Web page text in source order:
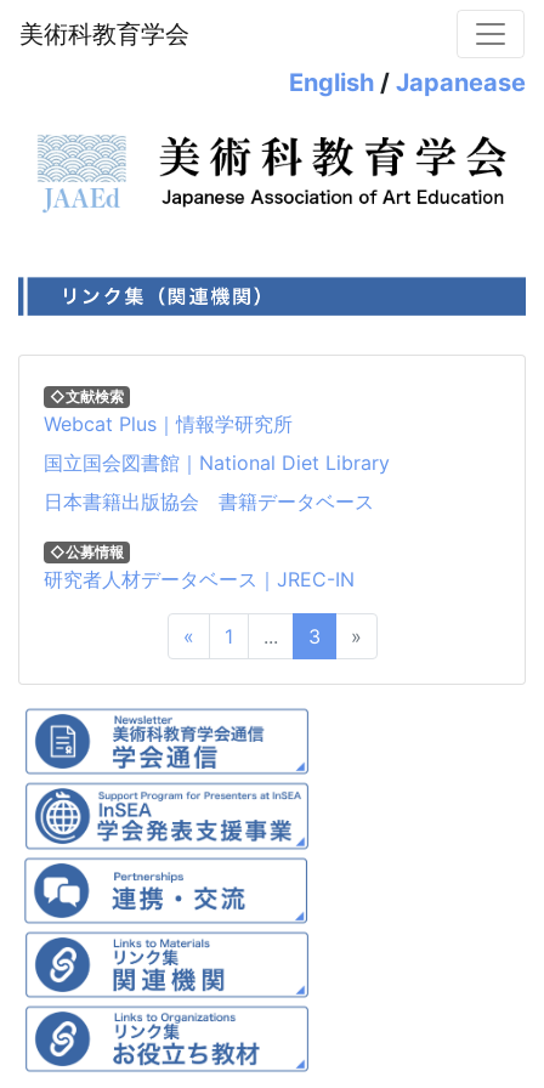
美術科教育学会
English / Japanease
◇文献検索
Webcat Plus｜情報学研究所
国立国会図書館｜National Diet Library
日本書籍出版協会 書籍データベース
◇公募情報
研究者人材データベース｜JREC-IN
« 1 ... 3 »